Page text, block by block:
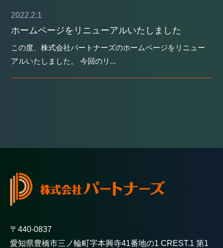
2022.2.1
ホームページをリニューアルいたしました
この度、株式会社パートナーズのホームページをリニュー
アルいたしました。 今回のリ...
〒440-0837
愛知県豊橋市三ノ輪町字本興寺41番地の1 CREST.1 第1